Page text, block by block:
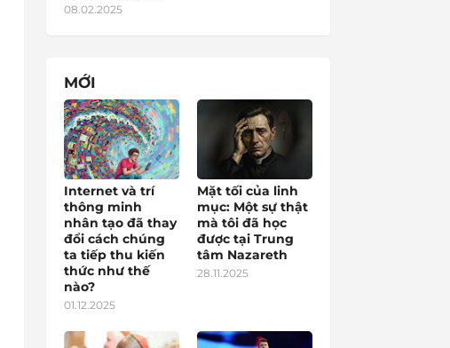
08.02.2025
MỚI
Internet và trí
thông minh
nhân tạo đã thay
đổi cách chúng
ta tiếp thu kiến
thức như thế
nào?
01.12.2025
Mặt tối của linh
mục: Một sự thật
mà tôi đã học
được tại Trung
tâm Nazareth
28.11.2025